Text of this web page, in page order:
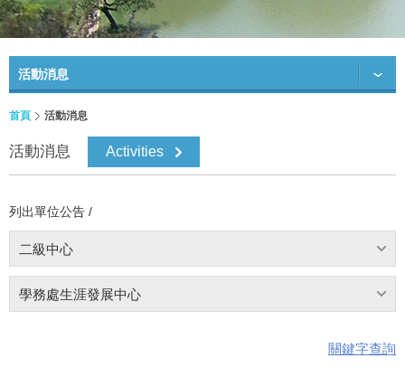
活動消息
首頁 活動消息
活動消息 Activities
列出單位公告 /
二級中心
學務處生涯發展中心
關鍵字查詢